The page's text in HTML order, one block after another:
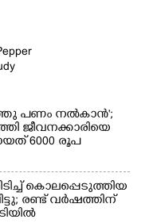
പണം നൽകാൻ';
ജീവനക്കാരിയെ
6000 രൂപ
കൊലപ്പെടുത്തിയ
രണ്ട് വർഷത്തിന്